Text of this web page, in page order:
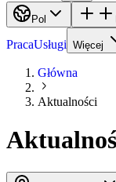
Pol
PracaUsługi Więcej
Główna
Aktualności